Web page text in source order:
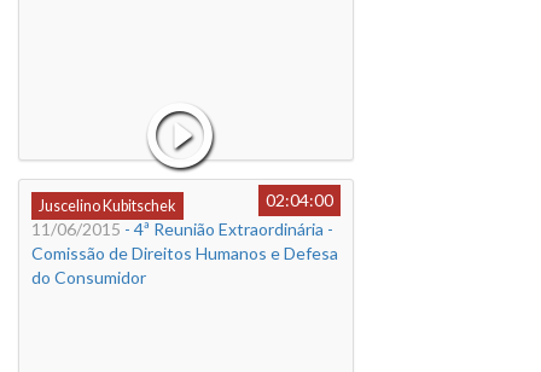
Juscelino Kubitschek
02:04:00
11/06/2015 - 4ª Reunião Extraordinária -
Comissão de Direitos Humanos e Defesa
do Consumidor